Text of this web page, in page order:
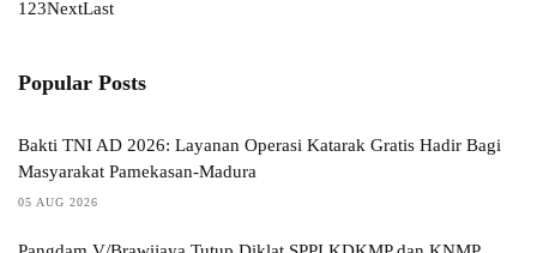
123NextLast
Popular Posts
Bakti TNI AD 2026: Layanan Operasi Katarak Gratis Hadir Bagi
Masyarakat Pamekasan-Madura
05 AUG 2026